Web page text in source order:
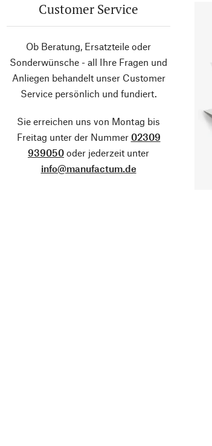
Customer Service
Ob Beratung, Ersatzteile oder
Sonderwünsche - all Ihre Fragen und
Anliegen behandelt unser Customer
Service persönlich und fundiert.
Sie erreichen uns von Montag bis
Freitag unter der Nummer 02309
939050 oder jederzeit unter
info@manufactum.de